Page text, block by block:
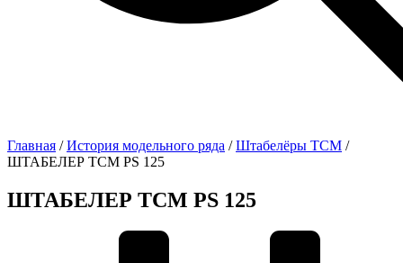
Главная /История модельного ряда /Штабелёры TCM /
ШТАБЕЛЕР TCM PS 125
ШТАБЕЛЕР TCM PS 125